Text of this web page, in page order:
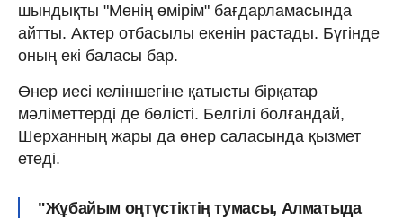
шындықты "Менің өмірім" бағдарламасында
айтты. Актер отбасылы екенін растады. Бүгінде
оның екі баласы бар.
Өнер иесі келіншегіне қатысты бірқатар
мәліметтерді де бөлісті. Белгілі болғандай,
Шерханның жары да өнер саласында қызмет
етеді.
"Жұбайым оңтүстіктің тумасы, Алматыда